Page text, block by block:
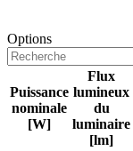
Options
Puissance
nominale
[W]
Flux
lumineux
du
luminaire
[lm]